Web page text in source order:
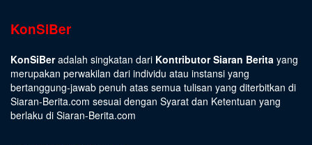
KonSiBer
KonSiBeradalah singkatan dari Kontributor Siaran Berita yang
merupakan perwakilan dari individu atau instansi yang
bertanggung-jawab penuh atas semua tulisan yang diterbitkan di
Siaran-Berita.com sesuai dengan Syarat dan Ketentuan yang
berlaku di Siaran-Berita.com